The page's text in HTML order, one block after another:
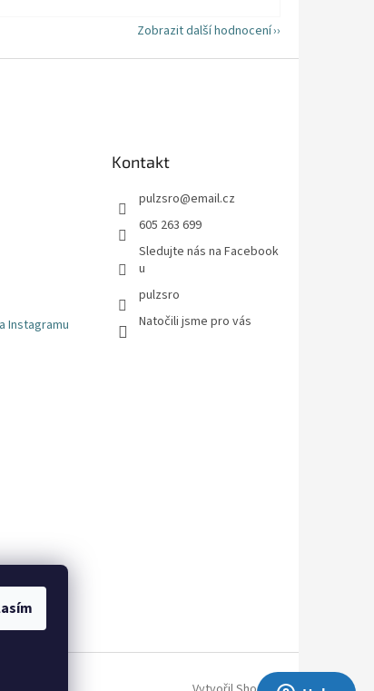
Zobrazit další hodnocení
Instagramu
Kontakt
pulzsro@email.cz
605 263 699
Sledujte nás na Facebook
u
pulzsro
Natočili jsme pro vás